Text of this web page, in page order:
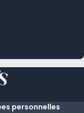
personnelles